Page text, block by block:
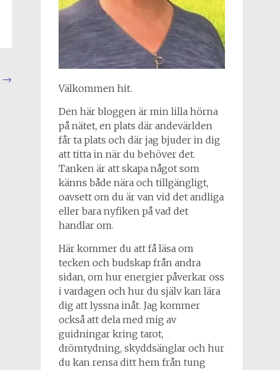
→
Välkommen hit.
Den här bloggen är min lilla hörna
på nätet, en plats där andevärlden
får ta plats och där jag bjuder in dig
att titta in när du behöver det.
Tanken är att skapa något som
känns både nära och tillgängligt,
oavsett om du är van vid det andliga
eller bara nyfiken på vad det
handlar om.
Här kommer du att få läsa om
tecken och budskap från andra
sidan, om hur energier påverkar oss
i vardagen och hur du själv kan lära
dig att lyssna inåt. Jag kommer
också att dela med mig av
guidningar kring tarot,
drömtydning, skyddsänglar och hur
du kan rensa ditt hem från tung